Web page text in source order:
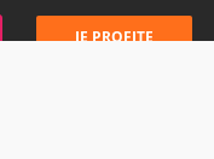
JE PROFITE